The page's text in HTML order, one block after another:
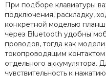
При подборе клавиатуры
подключения, раскладку,
конкретной моделью
через Bluetooth удобны
проводов, тогда как
токопроводящим
отдельного аккумулятора.
чувствительность к